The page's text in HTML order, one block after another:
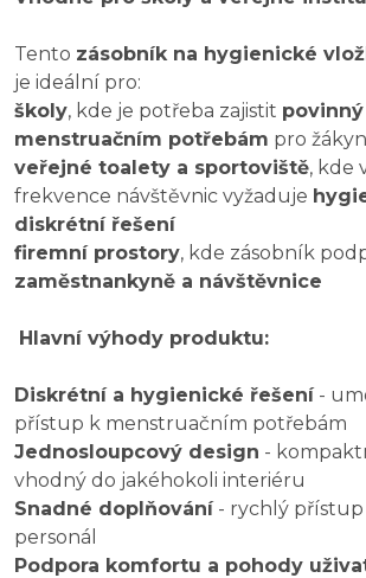
Tento zásobník na hygienické
je ideální pro:
školy, kde je potřeba zajistit
menstruačním potřebám pro
veřejné toalety a sportoviště, kde
frekvence návštěvnic vyžaduje
diskrétní řešení
firemní prostory, kde zásobník
zaměstnankyně a návštěvnice
Hlavní výhody produktu:
Diskrétní a hygienické řešení-
přístup k menstruačním potřebám
Jednosloupcový design -
vhodný do jakéhokoli interiéru
Snadné doplňování- rychlý
personál
Podpora komfortu a pohody